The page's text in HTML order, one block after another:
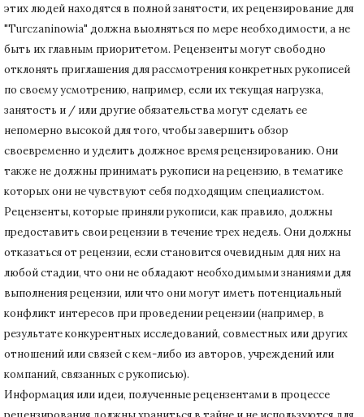
этих людей находятся в полной занятости, их рецензирование для
"Turczaninowia" должна выолняться по мере необходимости, а не
быть их главным приоритетом. Рецензенты могут свободно
отклонять приглашения для рассмотрения конкретных рукописей
по своему усмотрению, например, если их текущая нагрузка,
занятость и / или другие обязательства могут сделать ее
непомерно высокой для того, чтобы завершить обзор
своевременно и уделить должное время рецензированию. Они
также не должны принимать рукописи на рецензию, в тематике
которых они не чувствуют себя подходящим специалистом.
Рецензенты, которые приняли рукописи, как правило, должны
предоставить свои рецензии в течение трех недель. Они должны
отказаться от рецензии, если становится очевидным для них на
любой стадии, что они не обладают необходимыми знаниями для
выполнения рецензии, или что они могут иметь потенциальный
конфликт интересов при проведении рецензии (например, в
результате конкурентных исследований, совместных или других
отношений или связей с кем-либо из авторов, учреждений или
компаний, связанных с рукописью).
Информация или идеи, полученные рецензентами в процессе